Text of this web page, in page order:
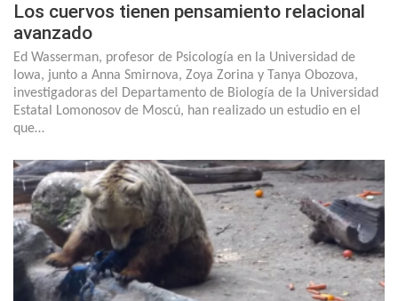
Los cuervos tienen pensamiento relacional
avanzado
Ed Wasserman, profesor de Psicología en la Universidad de
Iowa, junto a Anna Smirnova, Zoya Zorina y Tanya Obozova,
investigadoras del Departamento de Biología de la Universidad
Estatal Lomonosov de Moscú, han realizado un estudio en el
que…